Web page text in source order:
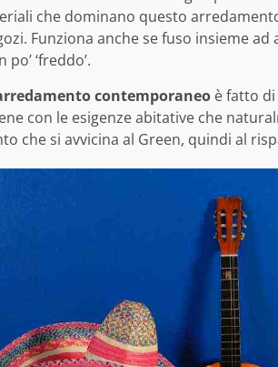
che dominano questo
Funziona anche se fuso insieme
‘freddo’.
contemporaneo è fatto
con le esigenze abitative che
che si avvicina al Green, quindi al